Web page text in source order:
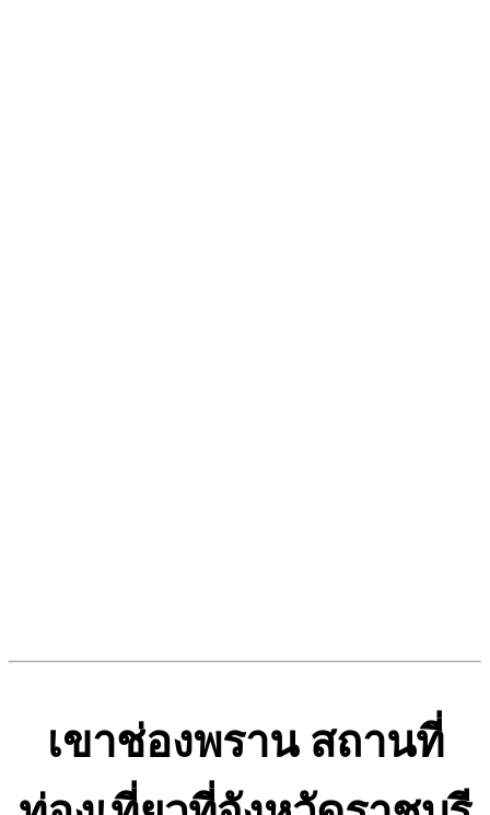
เขาช่องพราน สถานที่